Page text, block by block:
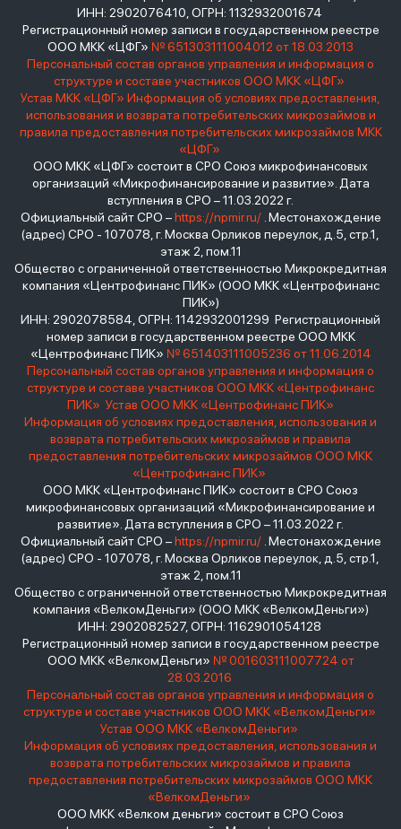
ИНН: 2902076410, ОГРН: 1132932001674
Регистрационный номер записи в государственном реестре
ООО МКК «ЦФГ» № 651303111004012 от 18.03.2013
Персональный состав органов управления и информация о
структуре и составе участников ООО МКК «ЦФГ»
Устав МКК «ЦФГ» Информация об условиях предоставления,
использования и возврата потребительских микрозаймов и
правила предоставления потребительских микрозаймов МКК
«ЦФГ»
ООО МКК «ЦФГ» состоит в СРО Союз микрофинансовых
организаций «Микрофинансирование и развитие». Дата
вступления в СРО – 11.03.2022 г.
Официальный сайт СРО –https://npmir.ru/. Местонахождение
(адрес) СРО - 107078, г. Москва Орликов переулок, д.5, стр.1,
этаж 2, пом.11
Общество с ограниченной ответственностью Микрокредитная
компания «Центрофинанс ПИК» (ООО МКК «Центрофинанс
ПИК»)
ИНН: 2902078584, ОГРН: 1142932001299 Регистрационный
номер записи в государственном реестре ООО МКК
«Центрофинанс ПИК» № 651403111005236 от 11.06.2014
Персональный состав органов управления и информация о
структуре и составе участников ООО МКК «Центрофинанс
ПИК» Устав ООО МКК «Центрофинанс ПИК»
Информация об условиях предоставления, использования и
возврата потребительских микрозаймов и правила
предоставления потребительских микрозаймов ООО МКК
«Центрофинанс ПИК»
ООО МКК «Центрофинанс ПИК» состоит в СРО Союз
микрофинансовых организаций «Микрофинансирование и
развитие». Дата вступления в СРО – 11.03.2022 г.
Официальный сайт СРО –https://npmir.ru/. Местонахождение
(адрес) СРО - 107078, г. Москва Орликов переулок, д.5, стр.1,
этаж 2, пом.11
Общество с ограниченной ответственностью Микрокредитная
компания «ВелкомДеньги» (ООО МКК «ВелкомДеньги»)
ИНН: 2902082527, ОГРН: 1162901054128
Регистрационный номер записи в государственном реестре
ООО МКК «ВелкомДеньги» № 001603111007724 от
28.03.2016
Персональный состав органов управления и информация о
структуре и составе участников ООО МКК «ВелкомДеньги»
Устав ООО МКК «ВелкомДеньги»
Информация об условиях предоставления, использования и
возврата потребительских микрозаймов и правила
предоставления потребительских микрозаймов ООО МКК
«ВелкомДеньги»
ООО МКК «Велком деньги» состоит в СРО Союз